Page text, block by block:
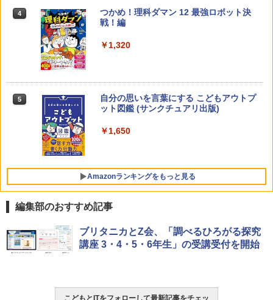
4 子どもが変わる魔法の言葉
￥2,200
5
ゼロからわかる！ みるみる図形に強く
なるマンガ
￥1,430
￥4,046
くもん出版(KUMON PUBLISHING) ロジ
￥2,127
ンツが1年間使い放題
￥26,980
4
つかめ！理科ダマン 12 最強ロボット決
戦！編
￥1,320
5
自分の思いを言葉にする こどもアウトプ
ット図鑑 (サンクチュアリ出版)
￥1,650
Amazonランキングをもっと見る
1
ThinkFun ボードゲーム 「サーキット・
メイズ」 配線回路をプログラミングする
日本語説明書付 8歳~ 76341 誕生日 クリ
編集部のおすすめ記事
ブリタニカとZ会、「調べるひろがる探究
講座 3・4・5・6年生」の受講受付を開始
こどもとITをフォローして最新記事をチェッ